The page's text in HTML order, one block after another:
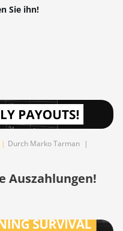
Sie ihn!
| Durch Marko Tarman |
Auszahlungen!